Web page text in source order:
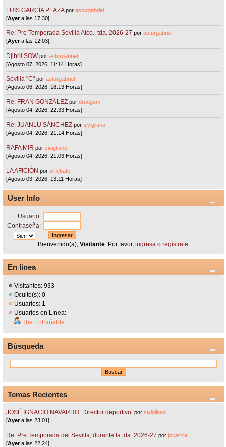
LUIS GARCÍA PLAZA porasturgabriel
[Ayera las 17:30]
Re: Pre Temporada Sevilla Atco., tda. 2026-27 porasturgabriel
[Ayera las 12:03]
Djibril SOW porasturgabriel
[Agosto 07, 2026, 11:14 Horas]
Sevilla "C"porasturgabriel
[Agosto 06, 2026, 18:13 Horas]
Re: FRAN GONZÁLEZ pordrodgom
[Agosto 04, 2026, 22:33 Horas]
Re: JUANLU SÁNCHEZ porsivigliano
[Agosto 04, 2026, 21:14 Horas]
RAFA MIR porsivigliano
[Agosto 04, 2026, 21:03 Horas]
LA AFICIÓN porarrebato
[Agosto 03, 2026, 13:11 Horas]
User Info
Usuario:
Contraseña:
Bienvenido(a), Visitante. Por favor, ingresao regístrate.
En línea
Visitantes: 933
Oculto(s): 0
Usuarios: 1
Usuarios en Línea:
The Entrañable
Búsqueda
Temas Recientes
JOSÉ IGNACIO NAVARRO. Director deportivo. porsivigliano
[Ayera las 23:01]
Re: Pre Temporada del Sevilla, durante la tda. 2026-27 porjocarvia
[Ayera las 22:24]